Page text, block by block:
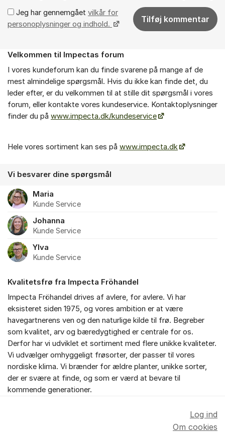
Jeg har gennemgået vilkår for
personoplysninger og indhold.
Tilføj kommentar
Om forummet
Velkommen til Impectas forum
I vores kundeforum kan du finde svarene på mange af de
mest almindelige spørgsmål. Hvis du ikke kan finde det, du
leder efter, er du velkommen til at stille dit spørgsmål i vores
forum, eller kontakte vores kundeservice. Kontaktoplysninger
finder du på www.impecta.dk/kundeservice
Hele vores sortiment kan ses på www.impecta.dk
Vi besvarer dine spørgsmål
Maria
Kunde Service
Johanna
Kunde Service
Ylva
Kunde Service
Kvalitetsfrø fra Impecta Fröhandel
Impecta Fröhandel drives af avlere, for avlere. Vi har
eksisteret siden 1975, og vores ambition er at være
havegartnerens ven og den naturlige kilde til frø. Begreber
som kvalitet, arv og bæredygtighed er centrale for os.
Derfor har vi udviklet et sortiment med flere unikke kvaliteter.
Vi udvælger omhyggeligt frøsorter, der passer til vores
nordiske klima. Vi brænder for ældre planter, unikke sorter,
der er svære at finde, og som er værd at bevare til
kommende generationer.
Log ind
Om cookies